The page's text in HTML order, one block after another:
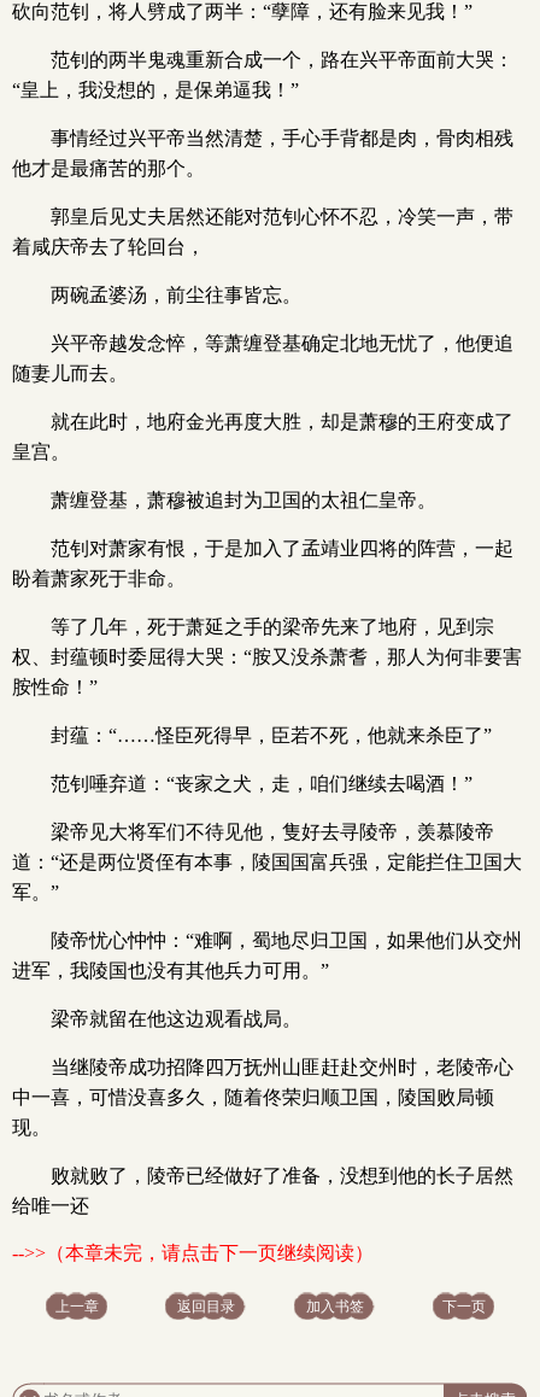
砍向范钊，将人劈成了两半：“孽障，还有脸来见我！”
范钊的两半鬼魂重新合成一个，路在兴平帝面前大哭：
“皇上，我没想的，是保弟逼我！”
事情经过兴平帝当然清楚，手心手背都是肉，骨肉相残
他才是最痛苦的那个。
郭皇后见丈夫居然还能对范钊心怀不忍，冷笑一声，带
着咸庆帝去了轮回台，
两碗孟婆汤，前尘往事皆忘。
兴平帝越发念悴，等萧缠登基确定北地无忧了，他便追
随妻儿而去。
就在此时，地府金光再度大胜，却是萧穆的王府变成了
皇宫。
萧缠登基，萧穆被追封为卫国的太祖仁皇帝。
范钊对萧家有恨，于是加入了孟靖业四将的阵营，一起
盼着萧家死于非命。
等了几年，死于萧延之手的梁帝先来了地府，见到宗
权、封蕴顿时委屈得大哭：“胺又没杀萧耆，那人为何非要害
胺性命！”
封蕴：“……怪臣死得早，臣若不死，他就来杀臣了”
范钊唾弃道：“丧家之犬，走，咱们继续去喝酒！”
梁帝见大将军们不待见他，隻好去寻陵帝，羡慕陵帝
道：“还是两位贤侄有本事，陵国国富兵强，定能拦住卫国大
军。”
陵帝忧心忡忡：“难啊，蜀地尽归卫国，如果他们从交州
进军，我陵国也没有其他兵力可用。”
梁帝就留在他这边观看战局。
当继陵帝成功招降四万抚州山匪赶赴交州时，老陵帝心
中一喜，可惜没喜多久，随着佟荣归顺卫国，陵国败局顿
现。
败就败了，陵帝已经做好了准备，没想到他的长子居然
给唯一还
-->>（本章未完，请点击下一页继续阅读）
上一章 返回目录 加入书签 下一页